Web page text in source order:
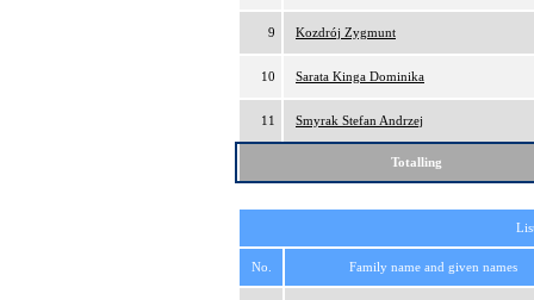
9 Kozdrój Zygmunt
10 Sarata Kinga Dominika
11 Smyrak Stefan Andrzej
Totalling
No. Family name and given names